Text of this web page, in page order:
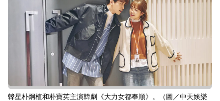
韓星朴炯植和朴寶英主演韓劇《大力女都奉順》。（圖／中天娛樂